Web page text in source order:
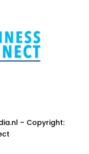
– Copyright: